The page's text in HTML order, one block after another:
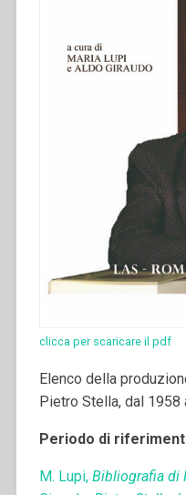
clicca per scaricare il pdf
Elenco della
Pietro Stella, dal 1958
Periodo di
M. Lupi, Bibliografia di